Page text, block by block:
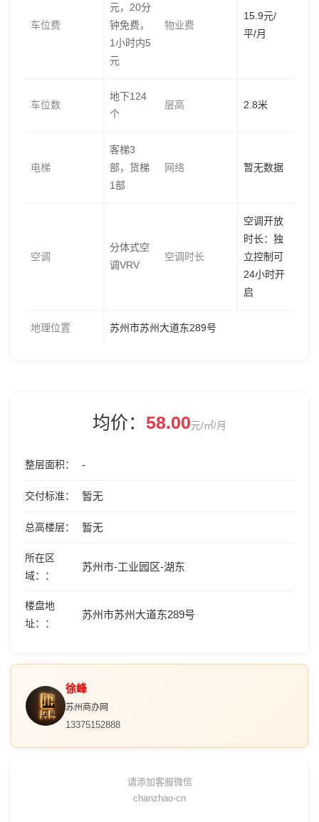
车位费
元，20分
钟免费，
1小时内5
元
物业费
15.9元/
平/月
车位数
地下124
个
层高 2.8米
电梯
客梯3
部，货梯
1部
网络 暂无数据
空调
分体式空
调VRV
空调时长
空调开放
时长：独
立控制可
24小时开
启
地理位置 苏州市苏州大道东289号
均价： 58.00元/㎡/月
整层面积 -
交付标准 暂无
总高楼层 暂无
所在区
域：
苏州市-工业园区-湖东
楼盘地
址：
苏州市苏州大道东289号
徐峰
苏州商办网
13375152888
请添加客服微信
chanzhao-cn